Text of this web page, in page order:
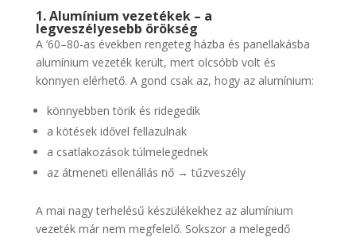
1. Alumínium vezetékek – a
legveszélyesebb örökség
A ’60–80-as években rengeteg házba és panellakásba
alumínium vezeték került, mert olcsóbb volt és
könnyen elérhető. A gond csak az, hogy az alumínium:
könnyebben törik és ridegedik
a kötések idővel fellazulnak
a csatlakozások túlmelegednek
az átmeneti ellenállás nő → tűzveszély
A mai nagy terhelésű készülékekhez az alumínium
vezeték már nem megfelelő. Sokszor a melegedő